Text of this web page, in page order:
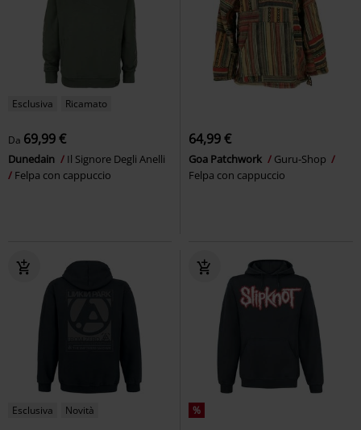
Esclusiva Ricamato
Da 69,99 €
Dunedain
Il Signore Degli Anelli
Felpa con cappuccio
64,99 €
Goa Patchwork
Guru-Shop
Felpa con cappuccio
Esclusiva Novità %